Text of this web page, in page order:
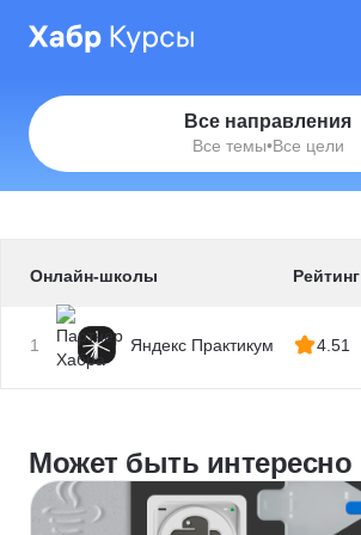
Все направления
Все темы•Все цели
Онлайн-школы Рейтинг
1 Яндекс Практикум 4.51
Может быть интересно